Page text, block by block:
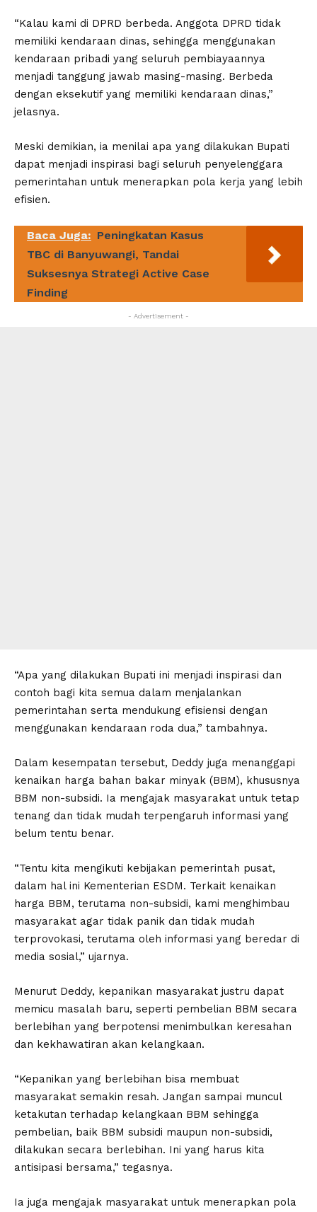
“Kalau kami di DPRD berbeda. Anggota DPRD tidak
memiliki kendaraan dinas, sehingga menggunakan
kendaraan pribadi yang seluruh pembiayaannya
menjadi tanggung jawab masing-masing. Berbeda
dengan eksekutif yang memiliki kendaraan dinas,”
jelasnya.
Meski demikian, ia menilai apa yang dilakukan Bupati
dapat menjadi inspirasi bagi seluruh penyelenggara
pemerintahan untuk menerapkan pola kerja yang lebih
efisien.
Baca Juga: Peningkatan Kasus
TBC di Banyuwangi, Tandai
Suksesnya Strategi Active Case
Finding
- Advertisement -
“Apa yang dilakukan Bupati ini menjadi inspirasi dan
contoh bagi kita semua dalam menjalankan
pemerintahan serta mendukung efisiensi dengan
menggunakan kendaraan roda dua,” tambahnya.
Dalam kesempatan tersebut, Deddy juga menanggapi
kenaikan harga bahan bakar minyak (BBM), khususnya
BBM non-subsidi. Ia mengajak masyarakat untuk tetap
tenang dan tidak mudah terpengaruh informasi yang
belum tentu benar.
“Tentu kita mengikuti kebijakan pemerintah pusat,
dalam hal ini Kementerian ESDM. Terkait kenaikan
harga BBM, terutama non-subsidi, kami menghimbau
masyarakat agar tidak panik dan tidak mudah
terprovokasi, terutama oleh informasi yang beredar di
media sosial,” ujarnya.
Menurut Deddy, kepanikan masyarakat justru dapat
memicu masalah baru, seperti pembelian BBM secara
berlebihan yang berpotensi menimbulkan keresahan
dan kekhawatiran akan kelangkaan.
“Kepanikan yang berlebihan bisa membuat
masyarakat semakin resah. Jangan sampai muncul
ketakutan terhadap kelangkaan BBM sehingga
pembelian, baik BBM subsidi maupun non-subsidi,
dilakukan secara berlebihan. Ini yang harus kita
antisipasi bersama,” tegasnya.
Ia juga mengajak masyarakat untuk menerapkan pola